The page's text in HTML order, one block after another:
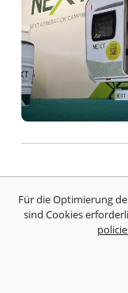
Mobility
neuer
Messe
Für die Optimierung
sind Cookies